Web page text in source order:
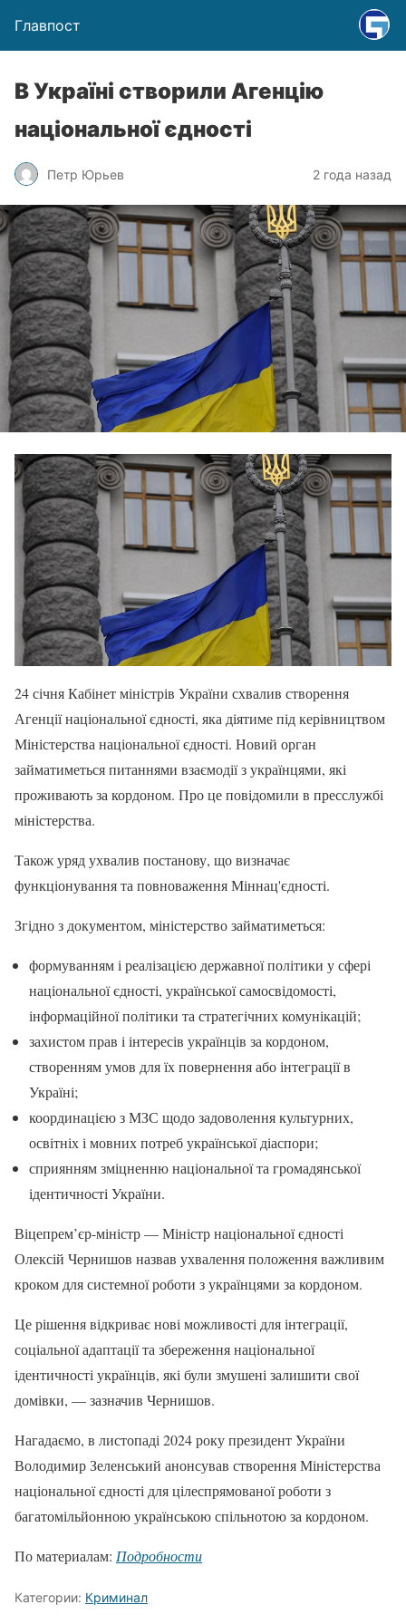
Главпост
В Україні створили Агенцію
національної єдності
Петр Юрьев 2 года назад
24 січня Кабінет міністрів України схвалив створення
Агенції національної єдності, яка діятиме під керівництвом
Міністерства національної єдності. Новий орган
займатиметься питаннями взаємодії з українцями, які
проживають за кордоном. Про це повідомили в пресслужбі
міністерства.
Також уряд ухвалив постанову, що визначає
функціонування та повноваження Міннац'єдності.
Згідно з документом, міністерство займатиметься:
формуванням і реалізацією державної політики у сфері
національної єдності, української самосвідомості,
інформаційної політики та стратегічних комунікацій;
захистом прав і інтересів українців за кордоном,
створенням умов для їх повернення або інтеграції в
Україні;
координацією з МЗС щодо задоволення культурних,
освітніх і мовних потреб української діаспори;
сприянням зміцненню національної та громадянської
ідентичності України.
Віцепрем’єр-міністр — Міністр національної єдності
Олексій Чернишов назвав ухвалення положення важливим
кроком для системної роботи з українцями за кордоном.
Це рішення відкриває нові можливості для інтеграції,
соціальної адаптації та збереження національної
ідентичності українців, які були змушені залишити свої
домівки, — зазначив Чернишов.
Нагадаємо, в листопаді 2024 року президент України
Володимир Зеленський анонсував створення Міністерства
національної єдності для цілеспрямованої роботи з
багатомільйонною українською спільнотою за кордоном.
По материалам: Подробности
Категории: Криминал